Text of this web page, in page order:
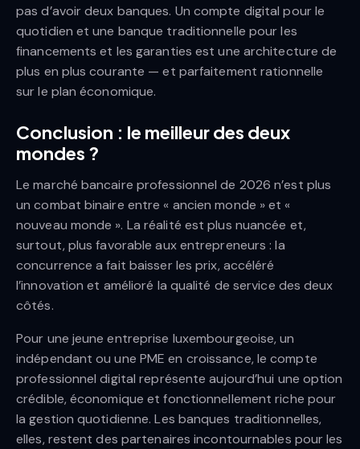
pas d’avoir deux banques. Un compte digital pour le
quotidien et une banque traditionnelle pour les
financements et les garanties est une architecture de
plus en plus courante — et parfaitement rationnelle
sur le plan économique.
Conclusion : le meilleur des deux
mondes ?
Le marché bancaire professionnel de 2026 n’est plus
un combat binaire entre « ancien monde » et «
nouveau monde ». La réalité est plus nuancée et,
surtout, plus favorable aux entrepreneurs : la
concurrence a fait baisser les prix, accéléré
l’innovation et amélioré la qualité de service des deux
côtés.
Pour une jeune entreprise luxembourgeoise, un
indépendant ou une PME en croissance, le compte
professionnel digital représente aujourd’hui une option
crédible, économique et fonctionnellement riche pour
la gestion quotidienne. Les banques traditionnelles,
elles, restent des partenaires incontournables pour les